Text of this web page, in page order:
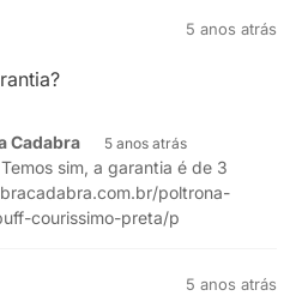
5 anos atrás
Cadabra 5 anos atrás
sim, a garantia é de 3
poltrona-
courissimo-preta/p
5 anos atrás